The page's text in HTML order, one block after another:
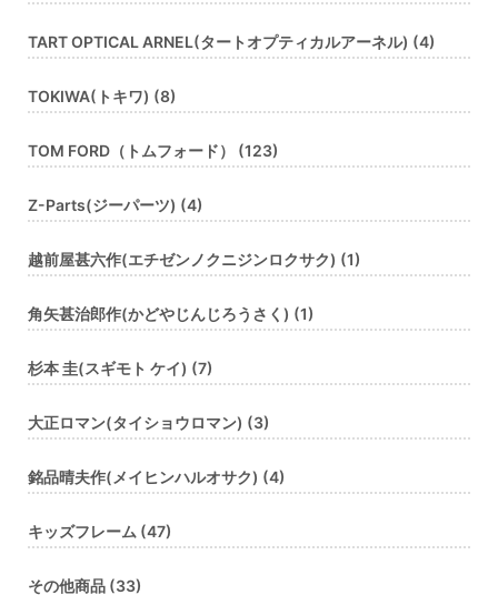
TART OPTICAL ARNEL(タートオプティカルアーネル) (4)
TOKIWA(トキワ) (8)
TOM FORD（トムフォード） (123)
Z-Parts(ジーパーツ) (4)
越前屋甚六作(エチゼンノクニジンロクサク) (1)
角矢甚治郎作(かどやじんじろうさく) (1)
杉本 圭(スギモト ケイ) (7)
大正ロマン(タイショウロマン) (3)
銘品晴夫作(メイヒンハルオサク) (4)
キッズフレーム (47)
その他商品 (33)